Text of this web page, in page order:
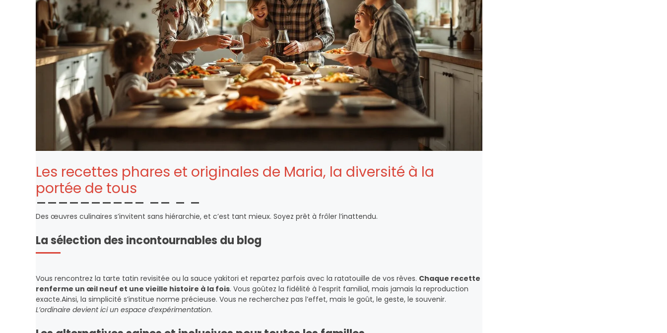
Les recettes phares et originales de Maria, la diversité à la
portée de tous
Des œuvres culinaires s’invitent sans hiérarchie, et c’est tant mieux. Soyez prêt à frôler l’inattendu.
La sélection des incontournables du blog
Vous rencontrez la tarte tatin revisitée ou la sauce yakitori et repartez parfois avec la ratatouille de vos rêves. Chaque recette
renferme un œil neuf et une vieille histoire à la fois. Vous goûtez la fidélité à l’esprit familial, mais jamais la reproduction
exacte.Ainsi, la simplicité s’institue norme précieuse. Vous ne recherchez pas l’effet, mais le goût, le geste, le souvenir.
L’ordinaire devient ici un espace d’expérimentation.